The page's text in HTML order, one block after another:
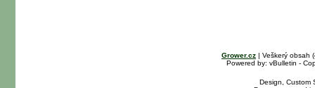
Grower.cz | Veškerý obsah
Powered by: vBulletin -
Design, Custom